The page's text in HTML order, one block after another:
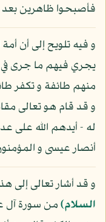
فأصبحوا ظاهرين
و فيه تلويح إلى أن أمة
يجري فيهم ما جرى
منهم طائفة و تكفر
و قد قام هو تعالى
له - أيدهم الله
أنصار عيسى و
و قد أشار تعالى
السلام)من سورة آل